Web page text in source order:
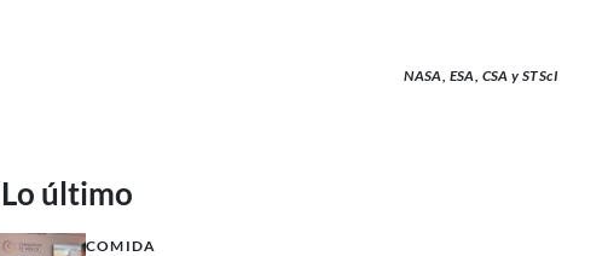
NASA, ESA, CSA y STScI
Lo último
COMIDA